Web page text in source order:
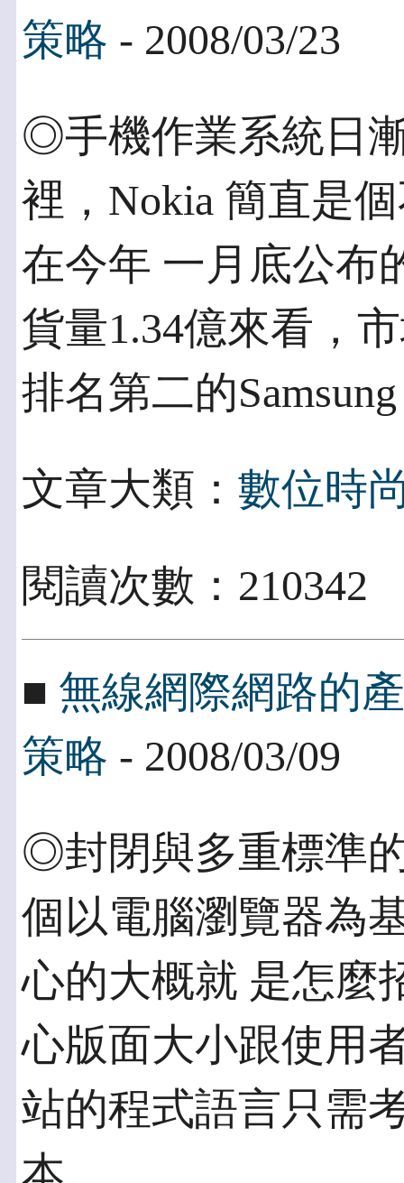
策略 - 2008/03/23
◎手機作業系統日
裡，Nokia 簡直是
在今年 一月底公布
貨量1.34億來看，
排名第二的
文章大類： 數位時
閱讀次數：
■ 無線網際網路的
策略 - 2008/03/09
◎封閉與多重標準
個以電腦瀏覽器為
心的大概就 是怎麼
心版面大小跟使用
站的程式語言只需
本。